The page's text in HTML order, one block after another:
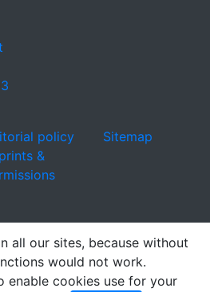
policy
&
Sitemap
all our sites, because without
would not work.
enable cookies use for your